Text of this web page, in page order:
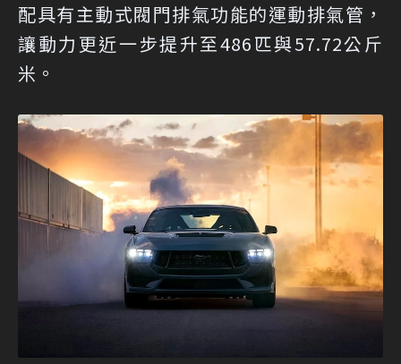
配具有主動式閥門排氣功能的運動排氣管，
讓動力更近一步提升至486匹與57.72公斤
米。